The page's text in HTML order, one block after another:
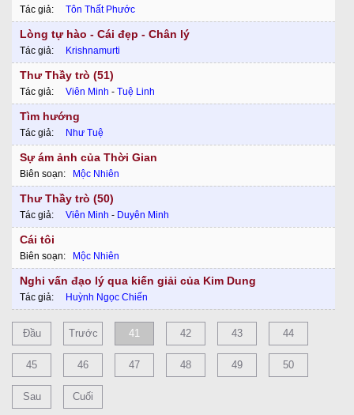
Tác giả: Tôn Thất Phước
Lòng tự hào - Cái đẹp - Chân lý
Tác giả: Krishnamurti
Thư Thầy trò (51)
Tác giả: Viên Minh - Tuệ Linh
Tìm hướng
Tác giả: Như Tuệ
Sự ám ảnh của Thời Gian
Biên soạn: Mộc Nhiên
Thư Thầy trò (50)
Tác giả: Viên Minh - Duyên Minh
Cái tôi
Biên soạn: Mộc Nhiên
Nghi vấn đạo lý qua kiến giải của Kim Dung
Tác giả: Huỳnh Ngọc Chiến
Đầu Trước 41 42 43 44
45 46 47 48 49 50
Sau Cuối